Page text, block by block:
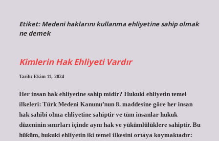
Etiket:Medeni haklarını kullanma ehliyetine sahip olmak
ne demek
Kimlerin Hak Ehliyeti Vardır
Tarih: Ekim 11, 2024
Her insan hak ehliyetine sahip midir? Hukuki ehliyetin temel
ilkeleri: Türk Medeni Kanunu’nun 8. maddesine göre her insan
hak sahibi olma ehliyetine sahiptir ve tüm insanlar hukuk
düzeninin sınırları içinde aynı hak ve yükümlülüklere sahiptir. Bu
hüküm, hukuki ehliyetin iki temel ilkesini ortaya koymaktadır: